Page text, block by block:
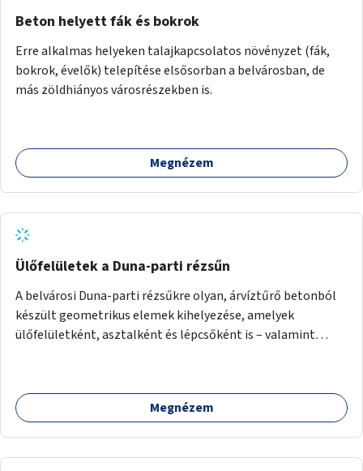
Beton helyett fák és bokrok
Erre alkalmas helyeken talajkapcsolatos növényzet (fák,
bokrok, évelők) telepítése elsősorban a belvárosban, de
más zöldhiányos városrészekben is.
Megnézem
Ülőfelületek a Duna-parti rézsűn
A belvárosi Duna-parti rézsűkre olyan, árvíztűrő betonból
készült geometrikus elemek kihelyezése, amelyek
ülőfelületként, asztalként és lépcsőként is – valamint
Megnézem